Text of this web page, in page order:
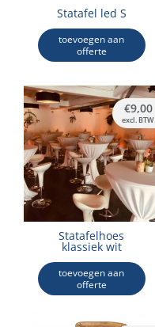
Statafel led S
toevoegen aan
offerte
Statafelhoes
klassiek wit
toevoegen aan
offerte
€9,00
excl. BTW